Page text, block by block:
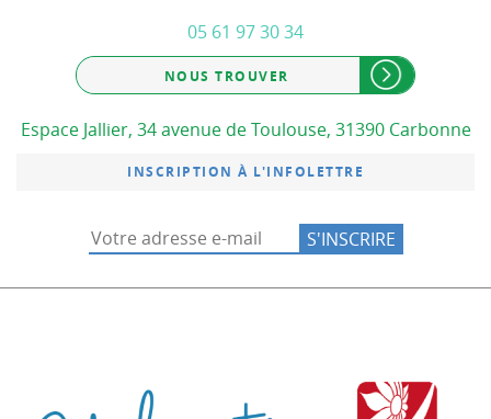
05 61 97 30 34
NOUS TROUVER
Espace Jallier, 34 avenue de Toulouse, 31390 Carbonne
INSCRIPTION À L'INFOLETTRE
Communauté de